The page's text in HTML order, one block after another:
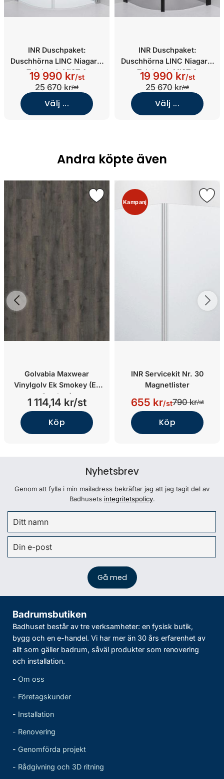
INR Duschpaket:
Duschhörna LINC Niagara,
Takdusch MIST &
Duschförvaring PILE
(800x800/Klarglas/Blankp
olerad)
19 990 kr/st
25 670 kr/st
Välj ...
INR Duschpaket:
Duschhörna LINC Niagara,
Takdusch MIST &
Duschförvaring PILE
(900x1000/Grått
glas/Mattsvart)
19 990 kr/st
25 670 kr/st
Välj ...
Andra köpte även
Golvabia Maxwear
Vinylgolv Ek Smokey (Ek
Smokey)
1 114,14 kr/st
Köp
Kampanj
INR Servicekit Nr. 30
Magnetlister
655 kr/st790 kr/st
Köp
Nyhetsbrev
Genom att fylla i min mailadress bekräftar jag att jag tagit del av
Badhusets integritetspolicy.
Badrumsbutiken
Badhuset består av tre verksamheter: en fysisk butik,
bygg och en e-handel. Vi har mer än 30 års erfarenhet av
allt som gäller badrum, såväl produkter som renovering
och installation.
- Om oss
- Företagskunder
- Installation
- Renovering
- Genomförda projekt
- Rådgivning och 3D ritning